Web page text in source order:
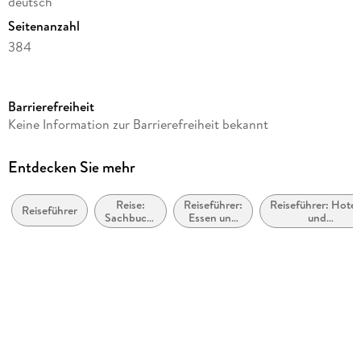
Seitenanzahl
384
Reihe
Autor/Autorin
Verlag/Hersteller
Michael Müller Verlag
Barrierefreiheit
Keine Information zur Barrierefreiheit bekannt
Entdecken Sie mehr
Reiseführer
Reise:
Sachbuch,
Ratgeber
Reiseführer:
Essen und
Trinken
Reiseführer:
und